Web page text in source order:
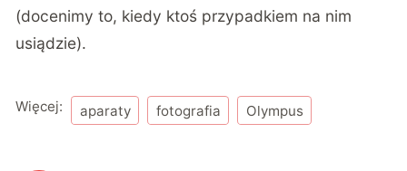
(docenimy to, kiedy ktoś przypadkiem na nim
usiądzie).
Więcej: aparaty fotografia Olympus